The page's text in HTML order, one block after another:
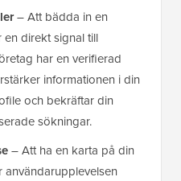
– Att bädda in en
direkt signal till
har en verifierad
informationen i din
och bekräftar din
sökningar.
– Att ha en karta på din